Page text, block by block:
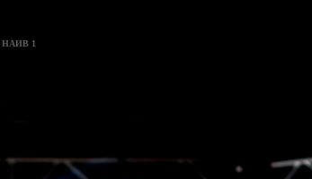
НАИВ 1